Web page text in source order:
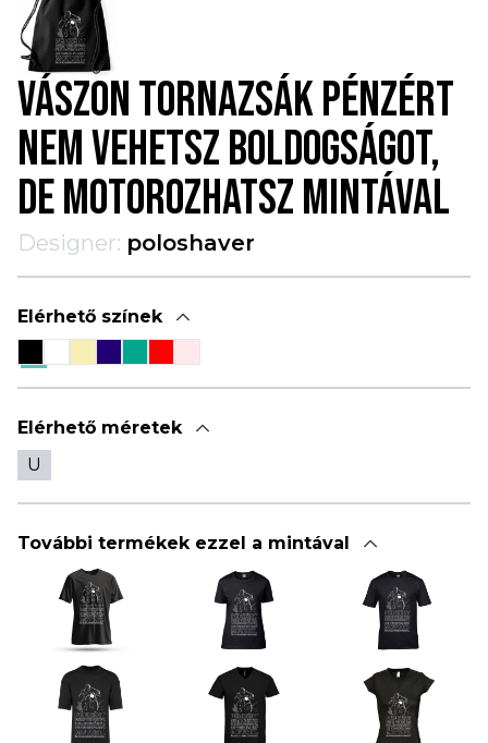
VÁSZON TORNAZSÁK PÉNZÉRT
NEM VEHETSZ BOLDOGSÁGOT,
DE MOTOROZHATSZ MINTÁVAL
Designer: poloshaver
Elérhető színek
Elérhető méretek
U
További termékek ezzel a mintával